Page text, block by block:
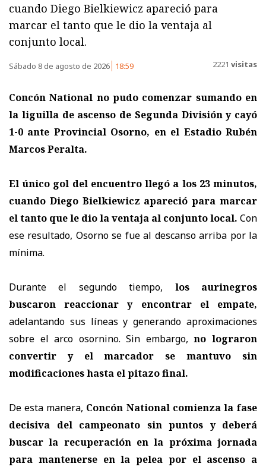
cuando Diego Bielkiewicz apareció para
marcar el tanto que le dio la ventaja al
conjunto local.
Sábado 8 de agosto de 2026 18:59 2221 visitas
Concón National no pudo comenzar sumando en
la liguilla de ascenso de Segunda División y cayó
1-0 ante Provincial Osorno, en el Estadio Rubén
Marcos Peralta.
El único gol del encuentro llegó a los 23 minutos,
cuando Diego Bielkiewicz apareció para marcar
el tanto que le dio la ventaja al conjunto local. Con
ese resultado, Osorno se fue al descanso arriba por la
mínima.
Durante el segundo tiempo, los aurinegros
buscaron reaccionar y encontrar el empate,
adelantando sus líneas y generando aproximaciones
sobre el arco osornino. Sin embargo,no lograron
convertir y el marcador se mantuvo sin
modificaciones hasta el pitazo final.
De esta manera, Concón National comienza la fase
decisiva del campeonato sin puntos y deberá
buscar la recuperación en la próxima jornada
para mantenerse en la pelea por el ascenso a